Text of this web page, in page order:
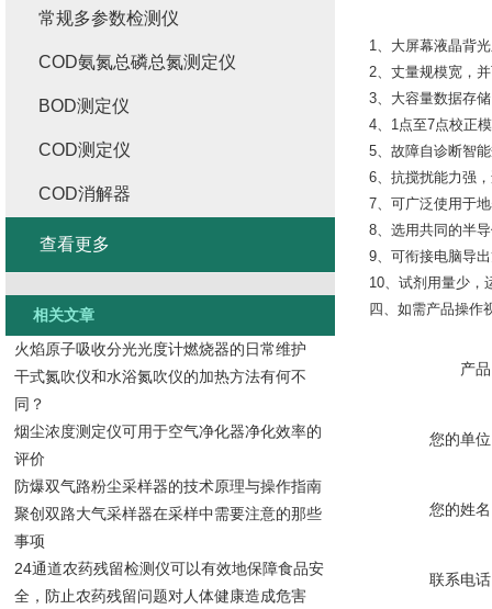
1、大屏幕液晶背
2、丈量规模宽，
3、大容量数据存
4、1点至7点校正
5、故障自诊断智
6、抗搅扰能力强
7、可广泛使用于
8、选用共同的半
9、可衔接电脑导
10、试剂用量少，
四、如需产品操作
产
您的单
您的姓
联系电
常规多参数检测仪
COD氨氮总磷总氮测定仪
BOD测定仪
COD测定仪
COD消解器
查看更多
相关文章
火焰原子吸收分光光度计燃烧器的日常维护
干式氮吹仪和水浴氮吹仪的加热方法有何不
同？
烟尘浓度测定仪可用于空气净化器净化效率的
评价
防爆双气路粉尘采样器的技术原理与操作指南
聚创双路大气采样器在采样中需要注意的那些
事项
24通道农药残留检测仪可以有效地保障食品安
全，防止农药残留问题对人体健康造成危害